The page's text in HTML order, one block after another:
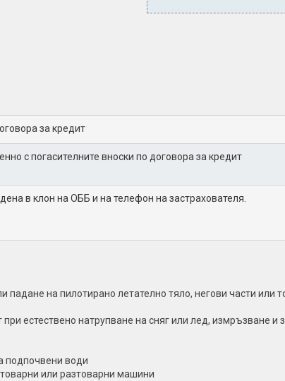
за кредит
с погасителните вноски по договора за кредит
в клон на ОББ и на телефон на застрахователя.
на пилотирано летателно тяло, негови части или
естествено натрупване на сняг или лед, измръзване и
подпочвени води
или разтоварни машини